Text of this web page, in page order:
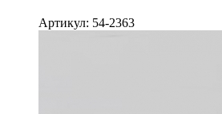
Артикул: 54-2363